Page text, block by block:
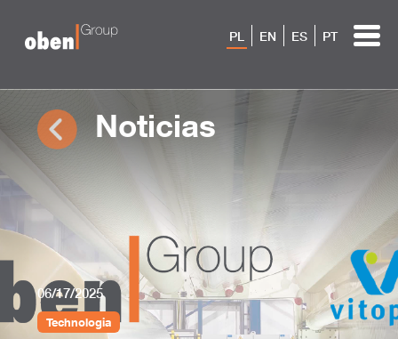
PL EN ES PT
Noticias
06/17/2025
Technologia